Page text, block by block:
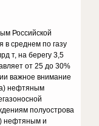
Российской
в среднем по газу
т, на берегу 3,5
от 25 до 30%
важное внимание
нефтяным
полуострова
нефтяным и